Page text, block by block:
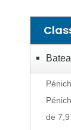
de 7,9